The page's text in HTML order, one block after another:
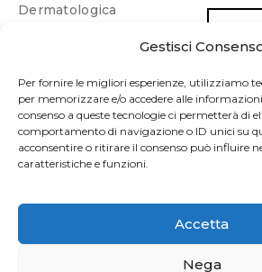
Gestisci
Per fornire le migliori esperienze, utilizziamo
per memorizzare e/o accedere alle
consenso a queste tecnologie ci permetterà di
comportamento di navigazione o ID unici su
acconsentire o ritirare il consenso può influire
caratteristiche e funzioni.
Accetta
Nega
Dermatologica
Energia e memoria
Gastrointestinale
Ginecologica/Urologica
Sonno e umore
Sport